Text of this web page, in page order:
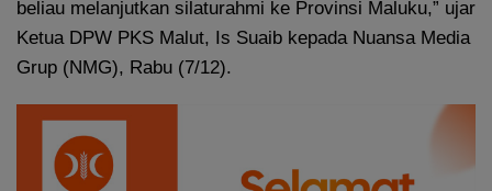
beliau melanjutkan silaturahmi ke Provinsi Maluku,” ujar
Ketua DPW PKS Malut, Is Suaib kepada Nuansa Media
Grup (NMG), Rabu (7/12).